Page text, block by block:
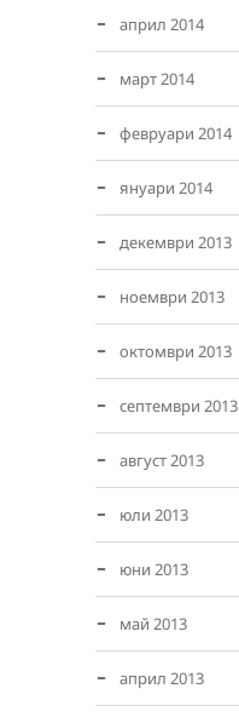
април 2014
март 2014
февруари 2014
януари 2014
декември 2013
ноември 2013
октомври 2013
септември 2013
август 2013
юли 2013
юни 2013
май 2013
април 2013